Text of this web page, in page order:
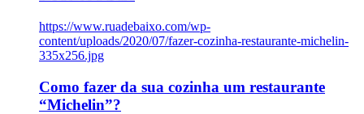
https://www.ruadebaixo.com/wp-
content/uploads/2020/07/fazer-cozinha-restaurante-michelin-
335x256.jpg
Como fazer da sua cozinha um restaurante
“Michelin”?